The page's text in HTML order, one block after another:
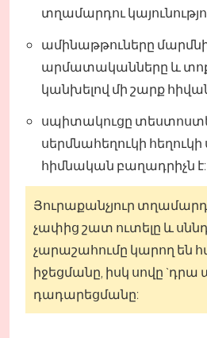
տղամարդու
ամինաթթուները
արմատականները և
կանխելով մի շարք
սպիտակուցը
սերմնահեղուկի հեղուկի
հիմնական բաղադրիչն է:
Յուրաքանչյուր
չափից շատ ուտելը և
չարաշահումը կարող են
իջեցմանը, իսկ սովը
դադարեցմանը: